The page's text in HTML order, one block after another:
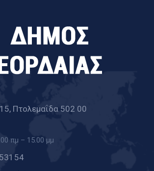
Πτολεμαΐδα 502 00
πμ – 15.00 μμ